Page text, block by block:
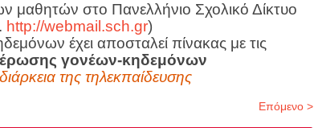
μαθητών στο Πανελλήνιο Σχολικό Δίκτυο
http://webmail.sch.gr)
έχει αποσταλεί πίνακας με τις
γονέων-κηδεμόνων
της τηλεκπαίδευσης
Επόμενο >